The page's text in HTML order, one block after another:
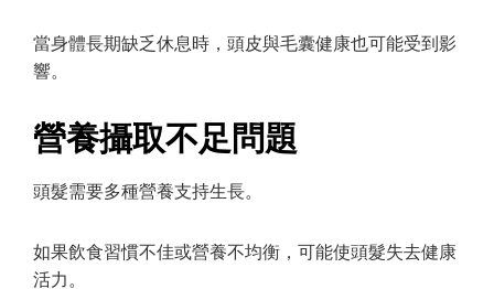
當身體長期缺乏休息時，頭皮與毛囊健康也可能受到影
響。
營養攝取不足問題
頭髮需要多種營養支持生長。
如果飲食習慣不佳或營養不均衡，可能使頭髮失去健康
活力。